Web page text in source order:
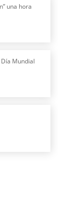
una hora
Mundial